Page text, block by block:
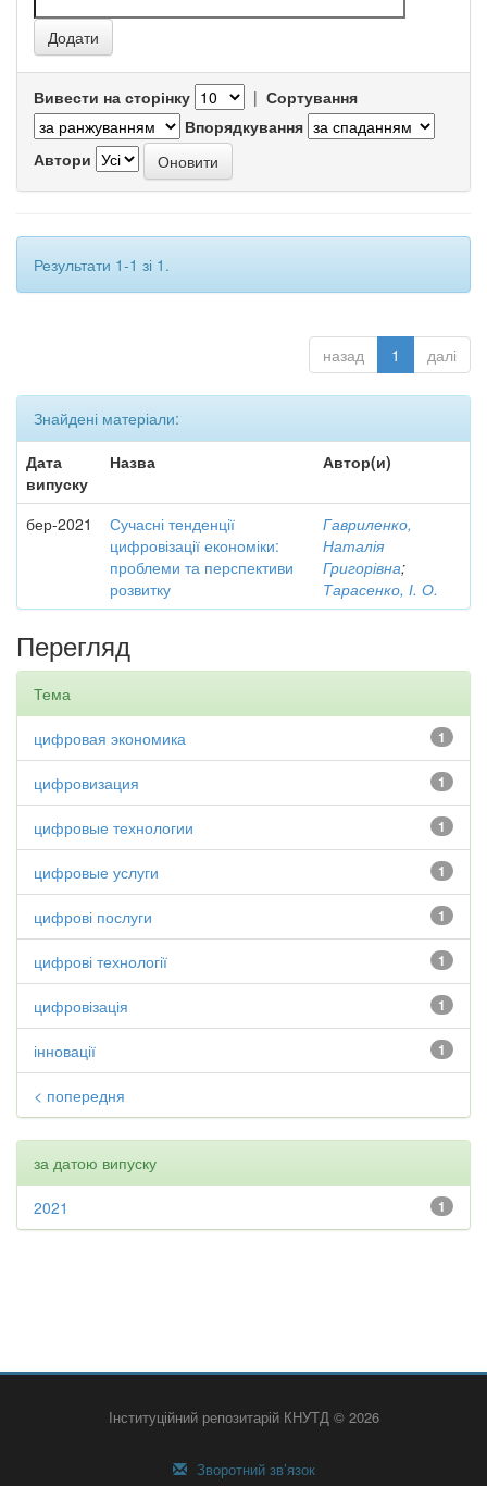
Вивести на сторінку | Сортування
Впорядкування
Автори
Результати 1-1 зі 1.
назад 1 далі
Знайдені матеріали:
Дата
випуску
Назва Автор(и)
бер-2021
Сучасні тенденції
цифровізації економіки:
проблеми та перспективи
розвитку
Гавриленко,
Наталія
Григорівна;
Тарасенко, І. О.
Перегляд
Тема
1
цифровая экономика
1
цифровизация
1
цифровые технологии
1
цифровые услуги
1
цифрові послуги
1
цифрові технології
1
цифровізація
1
інновації
< попередня
за датою випуску
1
2021
Інституційний репозитарій КНУТД © 2026
Зворотний зв’язок